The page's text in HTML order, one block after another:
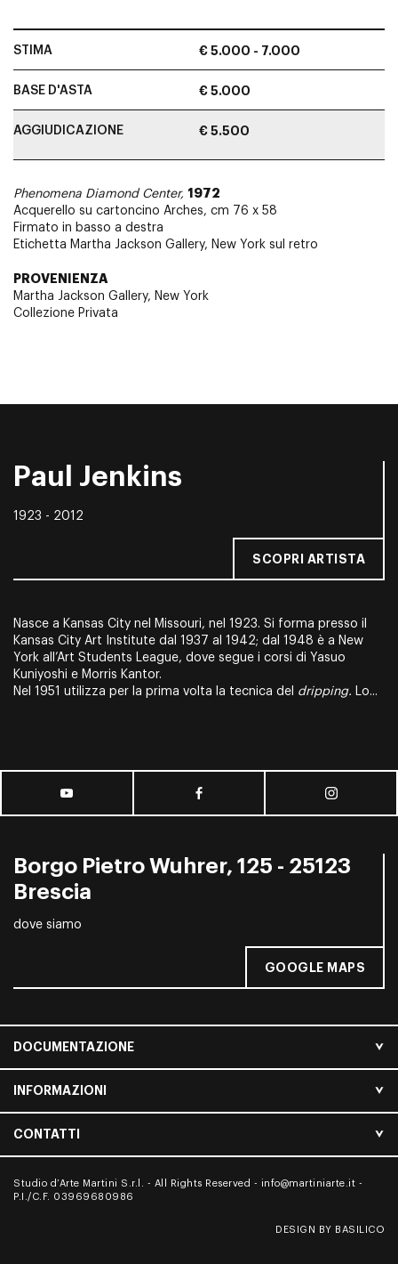
STIMA € 5.000 - 7.000
BASE D'ASTA € 5.000
AGGIUDICAZIONE € 5.500
Phenomena Diamond Center, 1972
Acquerello su cartoncino Arches, cm 76 x 58
Firmato in basso a destra
Etichetta Martha Jackson Gallery, New York sul retro
PROVENIENZA
Martha Jackson Gallery, New York
Collezione Privata
Paul Jenkins
1923 - 2012
SCOPRI ARTISTA
Nasce a Kansas City nel Missouri, nel 1923. Si forma presso il
Kansas City Art Institute dal 1937 al 1942; dal 1948 è a New
York all’Art Students League, dove segue i corsi di Yasuo
Kuniyoshi e Morris Kantor.
Nel 1951 utilizza per la prima volta la tecnica del dripping. Lo...
Borgo Pietro Wuhrer, 125 - 25123
Brescia
dove siamo
GOOGLE MAPS
DOCUMENTAZIONE
INFORMAZIONI
CONTATTI
Studio d’Arte Martini S.r.l. - All Rights Reserved - info@martiniarte.it -
P.I./C.F. 03969680986
DESIGN BY BASILICO